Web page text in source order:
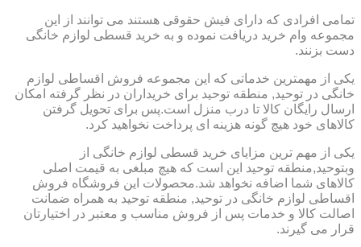
تمامی افرادی که دارای فیش حقوقی هستند می توانند از این
مجموعه وام خرید دریافت نموده و به خرید قسطی لوازم خانگی
دست بزنند.
یکی از مهمترین خدماتی که این مجموعه فروش اقساطی لوازم
خانگی در توحید, منطقه توحید برای خریداران در نظر گرفته امکان
ارسال رایگان کالا تا درب منزل است.پس برای تحویل گرفتن
کالاهای خود هیچ گونه هزینه ای پرداخت نخواهید کرد.
یکی از مهم ترین مزایای خرید قسطی لوازم خانگی از
وبتوحید,منطقه توحید این است که هیچ مبلغی به قیمت اصلی
کالاهای شما اضافه نخواهد شد.محصولات این فروشگاه فروش
اقساطی لوازم خانگی در توحید, منطقه توحید به همراه ضمانت
اصالت کالا و خدمات پس از فروش مناسب و معتبر در اختیارتان
قرار می گیرند.